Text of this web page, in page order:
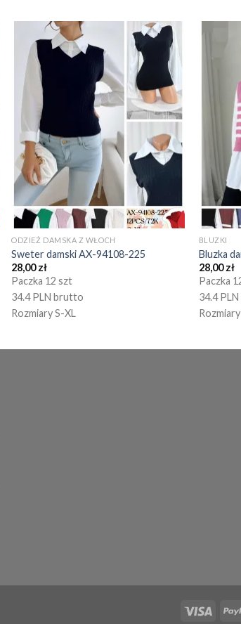
ODZIEŻ DAMSKA Z WŁOCH
Sweter damski AX-94108-225
28,00zł
Paczka 12 szt
34.4 PLN brutto
Rozmiary S-XL
BLUZKI
Bluzka
28,00zł
Paczka
34.4